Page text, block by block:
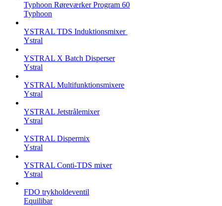
Typhoon Røreværker Program 60
Typhoon
YSTRAL TDS Induktionsmixer ‍
Ystral
YSTRAL X Batch Disperser
Ystral
YSTRAL Multifunktionsmixere‍
Ystral
YSTRAL Jetstrålemixer
Ystral
YSTRAL Dispermix
Ystral
YSTRAL Conti-TDS mixer
Ystral
FDO trykholdeventil
Equilibar